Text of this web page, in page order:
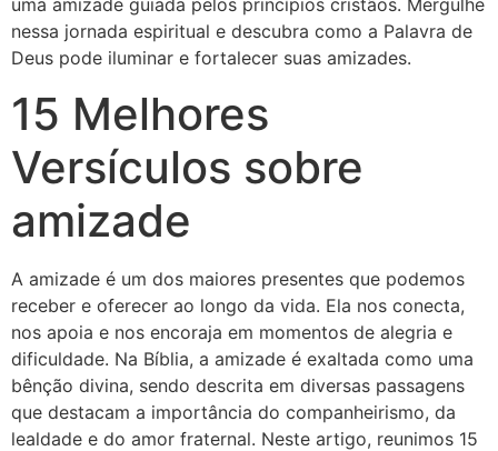
uma amizade guiada pelos princípios cristãos. Mergulhe
nessa jornada espiritual e descubra como a Palavra de
Deus pode iluminar e fortalecer suas amizades.
15 Melhores
Versículos sobre
amizade
A amizade é um dos maiores presentes que podemos
receber e oferecer ao longo da vida. Ela nos conecta,
nos apoia e nos encoraja em momentos de alegria e
dificuldade. Na Bíblia, a amizade é exaltada como uma
bênção divina, sendo descrita em diversas passagens
que destacam a importância do companheirismo, da
lealdade e do amor fraternal. Neste artigo, reunimos 15